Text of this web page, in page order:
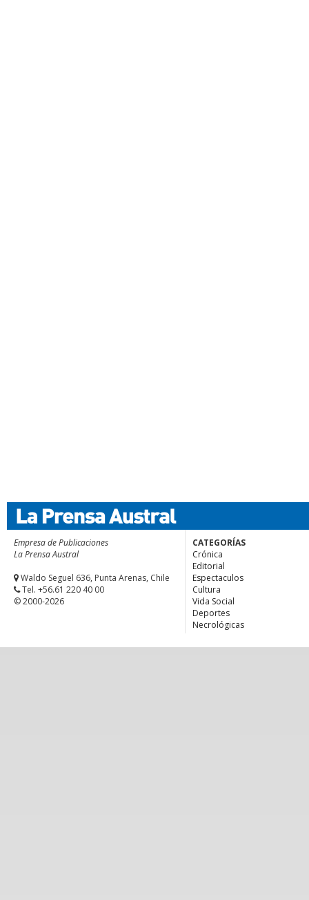
Empresa de Publicaciones
La Prensa Austral
Waldo Seguel 636, Punta Arenas, Chile
Tel. +56.61 220 40 00
© 2000-2026
CATEGORÍAS
Crónica
Editorial
Espectaculos
Cultura
Vida Social
Deportes
Necrológicas